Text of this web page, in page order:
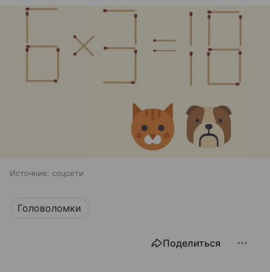
Источник: соцсети
Головоломки
Поделиться